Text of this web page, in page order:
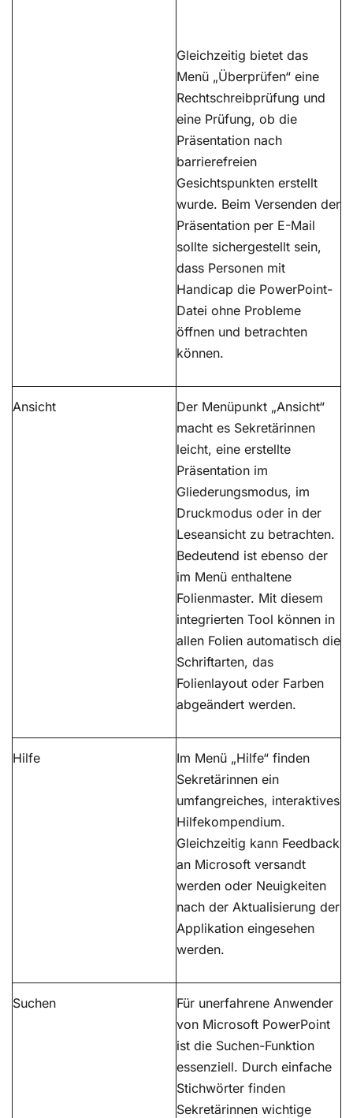
Gleichzeitig bietet das
Menü „Überprüfen“ eine
Rechtschreibprüfung und
eine Prüfung, ob die
Präsentation nach
barrierefreien
Gesichtspunkten erstellt
wurde. Beim Versenden der
Präsentation per E-Mail
sollte sichergestellt sein,
dass Personen mit
Handicap die PowerPoint-
Datei ohne Probleme
öffnen und betrachten
können.
Ansicht
Der Menüpunkt „Ansicht“
macht es Sekretärinnen
leicht, eine erstellte
Präsentation im
Gliederungsmodus, im
Druckmodus oder in der
Leseansicht zu betrachten.
Bedeutend ist ebenso der
im Menü enthaltene
Folienmaster. Mit diesem
integrierten Tool können in
allen Folien automatisch die
Schriftarten, das
Folienlayout oder Farben
abgeändert werden.
Hilfe
Im Menü „Hilfe“ finden
Sekretärinnen ein
umfangreiches, interaktives
Hilfekompendium.
Gleichzeitig kann Feedback
an Microsoft versandt
werden oder Neuigkeiten
nach der Aktualisierung der
Applikation eingesehen
werden.
Suchen
Für unerfahrene Anwender
von Microsoft PowerPoint
ist die Suchen-Funktion
essenziell. Durch einfache
Stichwörter finden
Sekretärinnen wichtige